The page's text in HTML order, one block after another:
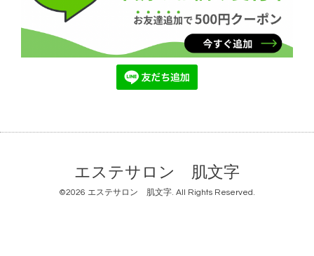
エステサロン 肌文字
©2026 エステサロン 肌文字. All Rights Reserved.